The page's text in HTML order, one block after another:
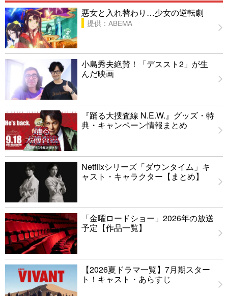
悪女と入れ替わり…少女の逆転劇
提供：ABEMA
小島秀夫絶賛！「デススト2」が生
んだ映画
『踊る大捜査線 N.E.W.』グッズ・特
典・キャンペーン情報まとめ
Netflixシリーズ「ダウンタイム」キ
ャスト・キャラクター【まとめ】
「金曜ロードショー」2026年の放送
予定【作品一覧】
【2026夏ドラマ一覧】7月期スター
ト！キャスト・あらすじ